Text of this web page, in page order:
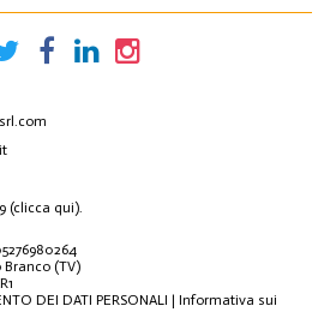
(clicca qui).
Branco (TV)
DEI DATI PERSONALI | Informativa sui